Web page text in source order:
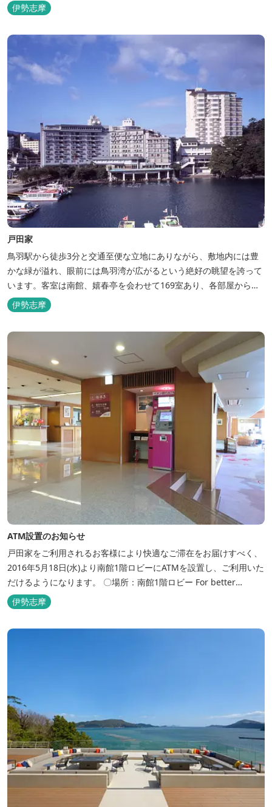
伊勢志摩
戸田家
鳥羽駅から徒歩3分と交通至便な立地にありながら、敷地内には豊
かな緑が溢れ、眼前には鳥羽湾が広がるという絶好の眺望を誇って
います。客室は南館、嬉春亭を会わせて169室あり、各部屋からの
景観の美しさも格別。伊勢湾で揚がった海の幸を使った会席料理も
自慢です。 旅の疲れを癒すには、男女あわせて13湯と足湯2湯の
湯巡りは最高です。野趣溢れる野天風呂、ゆったりとつくろげる大
伊勢志摩
ATM設置のお知らせ
戸田家をご利用されるお客様により快適なご滞在をお届けすべく、
2016年5月18日(水)より南館1階ロビーにATMを設置し、ご利用いた
だけるようになります。 〇場所：南館1階ロビー For better
convenience, ATM Machine which includes cash dispenser will
be available at Todaya Hotel’s 1...
伊勢志摩